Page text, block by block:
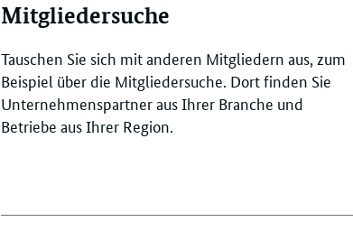
Mitgliedersuche
Tauschen Sie sich mit anderen Mitgliedern aus, zum
Beispiel über die Mitgliedersuche. Dort finden Sie
Unternehmenspartner aus Ihrer Branche und
Betriebe aus Ihrer Region.